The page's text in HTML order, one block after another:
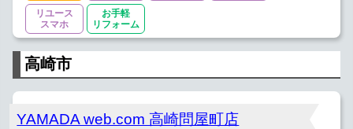
リユース
スマホ
お手軽
リフォーム
高崎市
YAMADA web.com 高崎問屋町店